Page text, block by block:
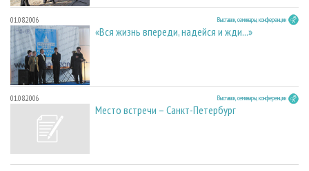
01.08.2006 Выставки, семинары, конференции
«Вся жизнь впереди, надейся и жди...»
01.08.2006 Выставки, семинары, конференции
Место встречи – Санкт-Петербург